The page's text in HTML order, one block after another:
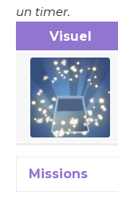
un timer.
Visuel
Missions